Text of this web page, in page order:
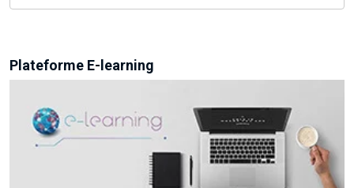
Plateforme E-learning